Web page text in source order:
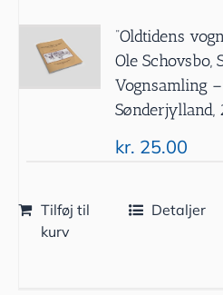
”Oldtidens
Ole Schovsbo,
Vognsamling
Sønderjylland,
kr. 25.00
Tilføj til
kurv
Detaljer